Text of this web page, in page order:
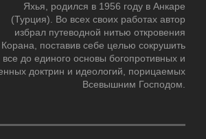
Яхья, родился в 1956 году в Анкаре
(Турция). Во всех своих работах автор
избрал путеводной нитью откровения
Корана, поставив себе целью сокрушить
все до единого основы богопротивных и
доктрин и идеологий, порицаемых
Всевышним Господом.